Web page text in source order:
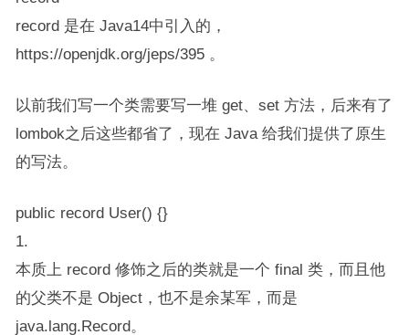
record 是在 Java14中引入的，
https://openjdk.org/jeps/395 。
以前我们写一个类需要写一堆 get、set 方法，后来有了​​
lombok​​之后这些都省了，现在 Java 给我们提供了原生
的写法。
public record User() {}
1.
本质上 record 修饰之后的类就是一个 final 类，而且他
的父类不是 Object，也不是余某军，而是 ​​
java.lang.Record​​。